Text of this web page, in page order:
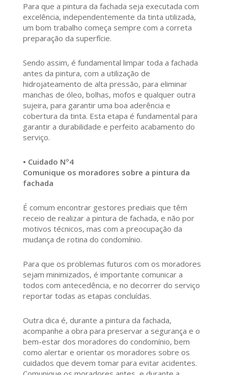
Para que a pintura da fachada seja executada com
excelência, independentemente da tinta utilizada,
um bom trabalho começa sempre com a correta
preparação da superfície.
Sendo assim, é fundamental limpar toda a fachada
antes da pintura, com a utilização de
hidrojateamento de alta pressão, para eliminar
manchas de óleo, bolhas, mofos e qualquer outra
sujeira, para garantir uma boa aderência e
cobertura da tinta. Esta etapa é fundamental para
garantir a durabilidade e perfeito acabamento do
serviço.
• Cuidado Nº4
Comunique os moradores sobre a pintura da
fachada
É comum encontrar gestores prediais que têm
receio de realizar a pintura de fachada, e não por
motivos técnicos, mas com a preocupação da
mudança de rotina do condomínio.
Para que os problemas futuros com os moradores
sejam minimizados, é importante comunicar a
todos com antecedência, e no decorrer do serviço
reportar todas as etapas concluídas.
Outra dica é, durante a pintura da fachada,
acompanhe a obra para preservar a segurança e o
bem-estar dos moradores do condomínio, bem
como alertar e orientar os moradores sobre os
cuidados que devem tomar para evitar acidentes.